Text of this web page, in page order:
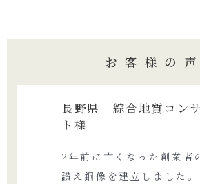
お客様の声
長野県 綜合地質コン
ト様
2年前に亡くなった創業者
讃え銅像を建立しました。